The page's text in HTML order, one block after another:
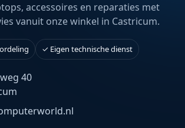
accessoires en reparaties met
vanuit onze winkel in Castricum.
✓ Eigen technische dienst
40